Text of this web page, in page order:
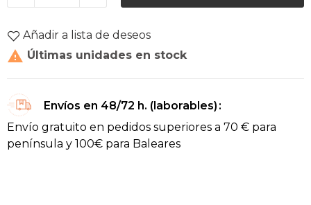
Añadir a lista de deseos
 Últimas unidades en stock
Envíos en 48/72 h. (laborables)
Envío gratuito en pedidos superiores a 70 € para
península y 100€ para Baleares